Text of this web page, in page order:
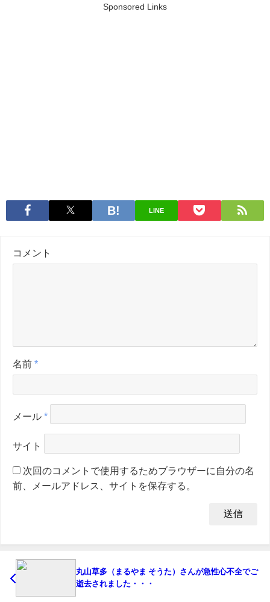
Sponsored Links
LINE
コメント
名前 *
メール *
サイト
次回のコメントで使用するためブラウザーに自分の名
前、メールアドレス、サイトを保存する。
丸山草多（まるやま そうた）さんが急性心不全でご
逝去されました・・・